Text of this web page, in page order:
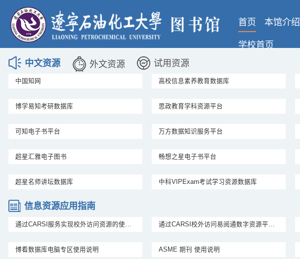
首页 本馆介绍
学校首页
中文资源
外文资源 试用资源
中国知网 高校信息素养教育数据库
博学易知考研数据库 思政教育学科资源平台
可知电子书平台 万方数据知识服务平台
超星汇雅电子图书 畅想之星电子书平台
超星名师讲坛数据库 中科VIPExam考试学习资源数据库
信息资源应用指南
通过CARSI服务实现校外访问资源的使用说明 通过CARSI校外访问易阅通数字资源平台使用说明
博看数据库电脑专区使用说明 ASME 期刊 使用说明